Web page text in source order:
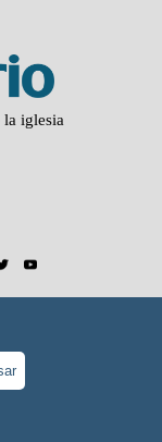
la iglesia